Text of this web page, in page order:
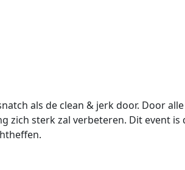
als de clean & jerk door. Door
zich sterk zal verbeteren. Dit event